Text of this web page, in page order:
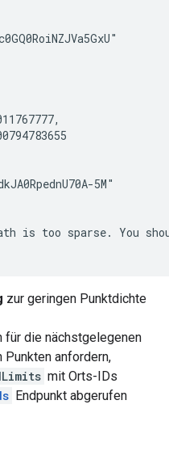
5M"
is too sparse. You
zur geringen Punktdichte
die nächstgelegenen
anfordern,
mit Orts-IDs
Endpunkt abgerufen